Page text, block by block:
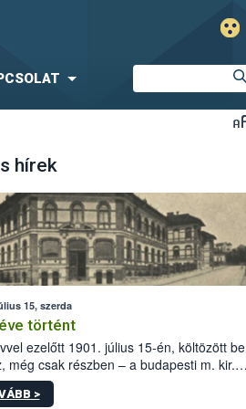
hírek
15, szerda
történt
ezelőtt 1901. július 15-én, költözött be
még csak részben – a budapesti m. kir.
állomás a Kis Rókus utca
alatti, Czigler Győző által tervezett új
>